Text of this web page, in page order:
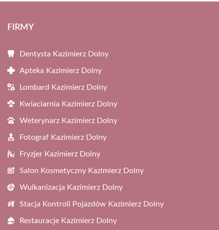
FIRMY
Dentysta Kazimierz Dolny
Apteka Kazimierz Dolny
Lombard Kazimierz Dolny
Kwiaciarnia Kazimierz Dolny
Weterynarz Kazimierz Dolny
Fotograf Kazimierz Dolny
Fryzjer Kazimierz Dolny
Salon Kosmetyczny Kazimierz Dolny
Wulkanizacja Kazimierz Dolny
Stacja Kontroli Pojazdów Kazimierz Dolny
Restauracje Kazimierz Dolny